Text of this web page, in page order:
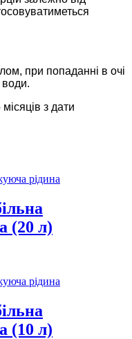
при попаданні в очі
води.
з дати
(20 л)
(10 л)